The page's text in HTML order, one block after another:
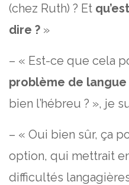
(chez Ruth) ? Et
dire ? »
– « Est-ce que cela
problème de langue
bien l’hébreu ? », je
– « Oui bien sûr, ça
option, qui mettrait
difficultés